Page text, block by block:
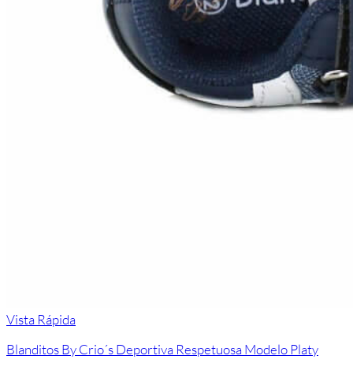
Vista Rápida
Blanditos By Crio´s Deportiva Respetuosa Modelo Platy